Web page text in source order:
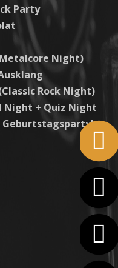
Party
Night)
Rock Night)
Night + Quiz Night
Geburtstagsparty!